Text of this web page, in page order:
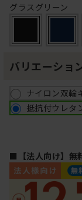
グラスグリーン
バリエーショ
ナイロン双輪
抵抗付ウレタ
■【法人向け】無